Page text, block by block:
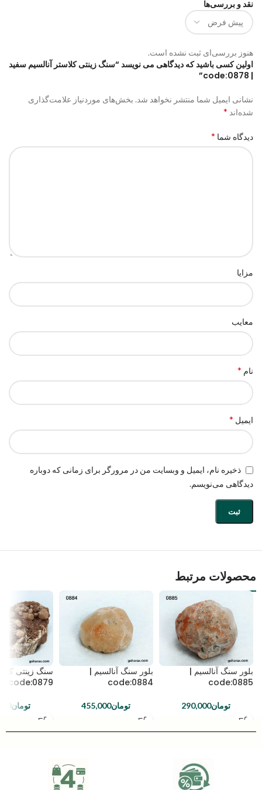
نقد و بررسی‌ها
هنوز بررسی‌ای ثبت نشده است.
اولین کسی باشید که دیدگاهی می نویسد “سنگ زینتی کلاستر آنالسیم سفید
| code:0878”
نشانی ایمیل شما منتشر نخواهد شد. بخش‌های موردنیاز علامت‌گذاری
شده‌اند *
دیدگاه شما *
مزایا
معایب
نام *
ایمیل *
ذخیره نام، ایمیل و وبسایت من در مرورگر برای زمانی که دوباره
دیدگاهی می‌نویسم.
محصولات مرتبط
بلور سنگ آنالسیم |
code:0885
تومان290,000
بلور سنگ آنالسیم |
code:0884
تومان455,000
سنگ زینتی
code:0879
تومان